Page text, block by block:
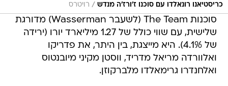
כריסטיאנו רונאלדו עם סוכנו ז'ורז'ה מנדש / רויטרס
סוכנות The Team (לשעבר Wasserman) מדורגת
שלישית, עם שווי כולל של 1.27 מיליארד יורו (ירידה
של 4.1%). היא מייצגת, בין היתר, את פדריקו
ואלוורדה מריאל מדריד, ווסטן מקיני מיובנטוס
ואלחנדרו גרימאלדו מלברקוזן.